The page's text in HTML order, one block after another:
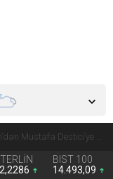
BIST 100
14.493,09